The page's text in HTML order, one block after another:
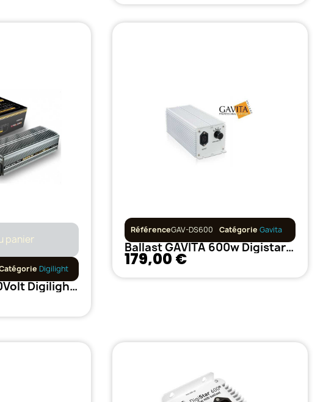
panier
Digilight
Ballast 600w 400Volt Digilight ProMax
RéférenceGAV-DS600 CatégorieGavita
Ballast GAVITA 600w Digistar Variable
179,00 €